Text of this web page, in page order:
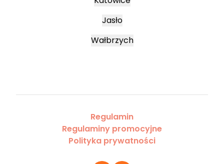
Jasło
Wałbrzych
Regulamin
Regulaminy promocyjne
Polityka prywatności